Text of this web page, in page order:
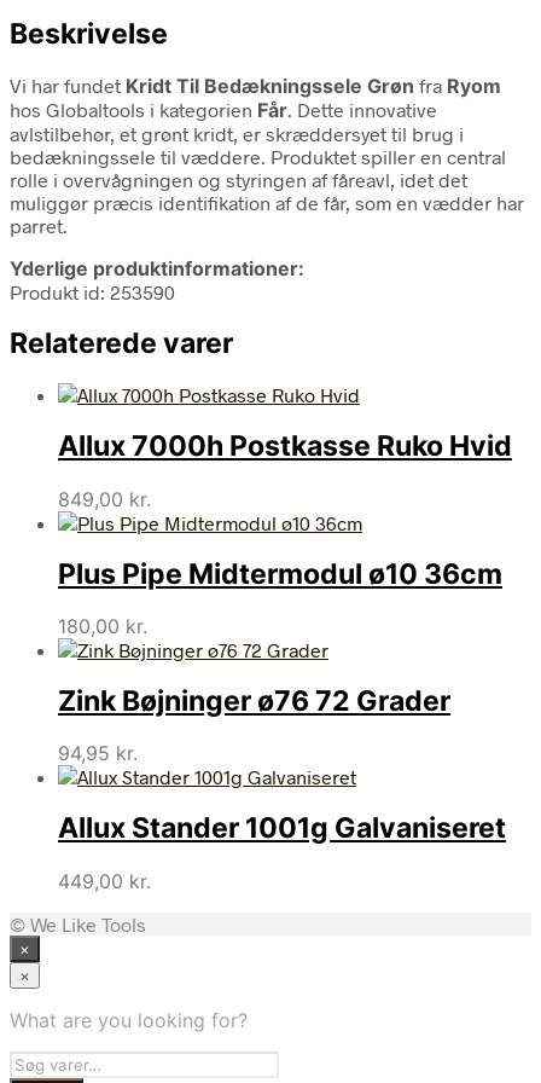
Beskrivelse
Vi har fundet Kridt Til Bedækningssele Grøn fra Ryom
hos Globaltools i kategorien Får. Dette innovative
avlstilbehør, et grønt kridt, er skræddersyet til brug i
bedækningssele til væddere. Produktet spiller en central
rolle i overvågningen og styringen af fåreavl, idet det
muliggør præcis identifikation af de får, som en vædder har
parret.
Yderlige produktinformationer:
Produkt id: 253590
Relaterede varer
Allux 7000h Postkasse Ruko Hvid
849,00 kr.
Plus Pipe Midtermodul ø10 36cm
180,00 kr.
Zink Bøjninger ø76 72 Grader
94,95 kr.
Allux Stander 1001g Galvaniseret
449,00 kr.
© We Like Tools
×
×
What are you looking for?